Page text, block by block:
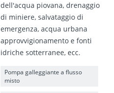
dell'acqua piovana, drenaggio
di miniere, salvataggio di
emergenza, acqua urbana
approvvigionamento e fonti
idriche sotterranee, ecc.
Pompa galleggiante a flusso
misto